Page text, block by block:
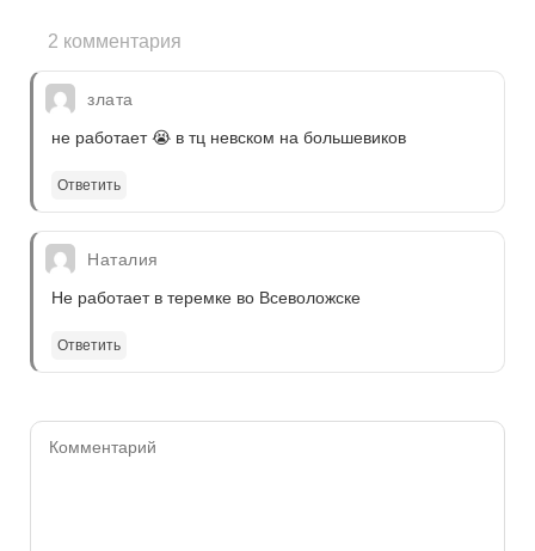
2 комментария
злата
не работает 😭 в тц невском на большевиков
Ответить
Наталия
Не работает в теремке во Всеволожске
Ответить